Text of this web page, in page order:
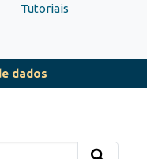
Tutoriais
dados